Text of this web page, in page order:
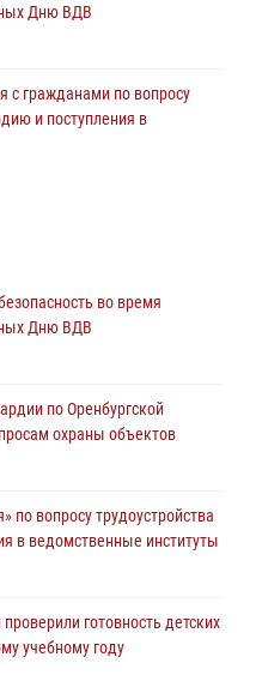
Дню ВДВ
с гражданами по вопросу
и поступления в
на праздновании Дня
спасен мужчина в тяжелой
готовность детских
учебному году
Росгвардии в Оренбурге
во время
Дню ВДВ
по Оренбургской
охраны объектов
по вопросу трудоустройства
в ведомственные институты
готовность детских
учебному году